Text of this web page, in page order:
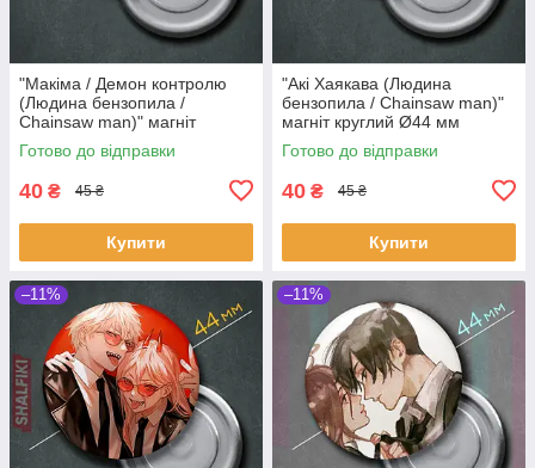
"Макіма / Демон контролю
(Людина бензопила /
Chainsaw man)" магніт
круглий Ø44 мм
Готово до відправки
40 ₴ 45 ₴
Купити
"Акі Хаякава (Людина
бензопила / Chainsaw man)"
магніт круглий Ø44 мм
Готово до відправки
40 ₴ 45 ₴
Купити
–11% –11%